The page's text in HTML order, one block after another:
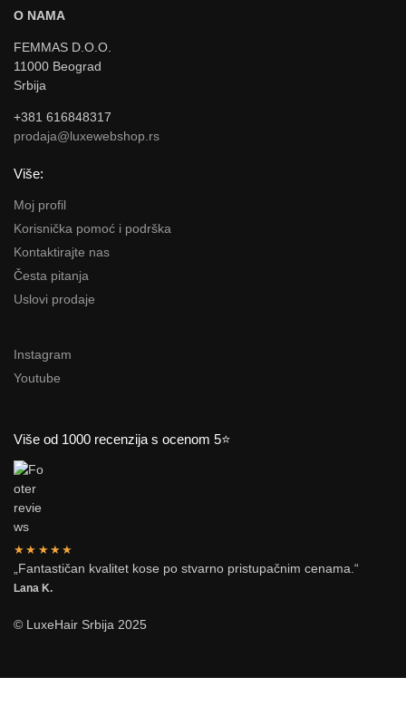
O NAMA
FEMMAS D.O.O.
11000 Beograd
Srbija
+381 616848317
prodaja@luxewebshop.rs
Više:
Moj profil
Korisnička pomoć i podrška
Kontaktirajte nas
Česta pitanja
Uslovi prodaje
Instagram
Youtube
Više od 1000 recenzija s ocenom 5⭐
★★★★★
„Fantastičan kvalitet kose po stvarno pristupačnim cenama.“
Lana K.
© LuxeHair Srbija 2025